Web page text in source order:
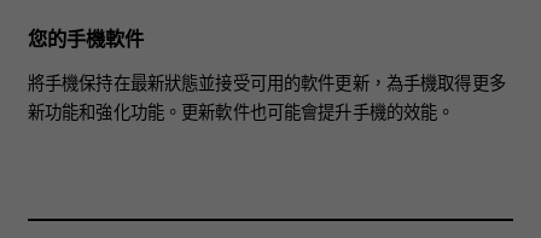
戶
指
您的手機軟件
將手機保持在最新狀態並接受可用的軟件更新，為手機取得更多
新功能和強化功能。更新軟件也可能會提升手機的效能。